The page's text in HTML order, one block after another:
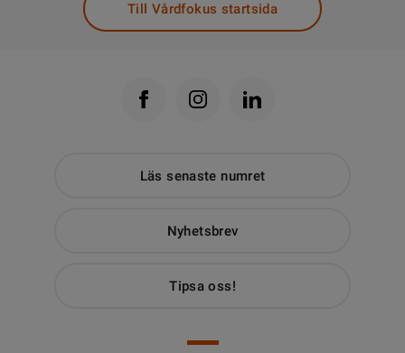
Till Vårdfokus startsida
Läs senaste numret
Nyhetsbrev
Tipsa oss!